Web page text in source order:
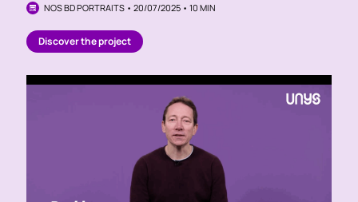
NOS BD PORTRAITS • 20/07/2025 • 10 MIN
Discover the project